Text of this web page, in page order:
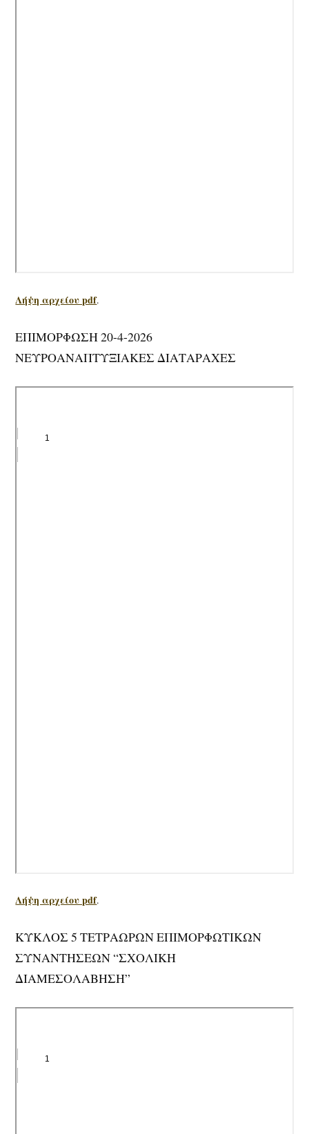
Λήψη αρχείου pdf.
ΕΠΙΜΟΡΦΩΣΗ 20-4-2026
ΝΕΥΡΟΑΝΑΠΤΥΞΙΑΚΕΣ ΔΙΑΤΑΡΑΧΕΣ
Λήψη αρχείου pdf.
ΚΥΚΛΟΣ 5 ΤΕΤΡΑΩΡΩΝ ΕΠΙΜΟΡΦΩΤΙΚΩΝ
ΣΥΝΑΝΤΗΣΕΩΝ “ΣΧΟΛΙΚΗ
ΔΙΑΜΕΣΟΛΑΒΗΣΗ”